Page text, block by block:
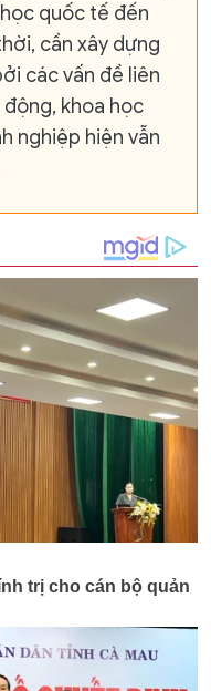
quốc tế đến
cần xây dựng
các vấn đề liên
khoa học
nghiệp hiện vẫn